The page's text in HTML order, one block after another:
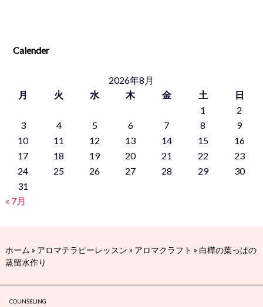
Calender
2026年8月
月
火 水 木 金 土
日
1
2
3
4 5 6 7 8
9
10
11 12 13 14 15
16
17
18 19 20 21 22
23
24
25 26 27 28 29
30
31
« 7月
ホーム » アロマテラピーレッスン » アロマクラフト » 白樺の葉っぱの
蒸留水作り
COUNSELING